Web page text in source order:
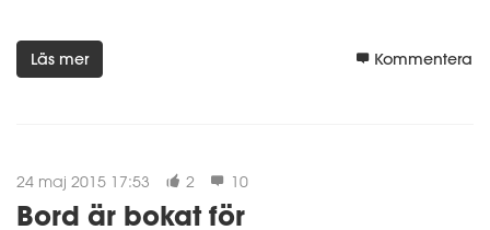
Läs mer Kommentera
24 maj 2015 17:53 2 10
Bord är bokat för